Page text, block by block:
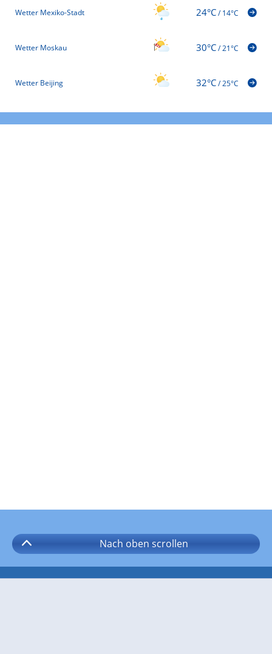
Wetter Mexiko-Stadt 24°C/14°C
Wetter Moskau 30°C/21°C
Wetter Beijing 32°C/25°C
Nach oben scrollen